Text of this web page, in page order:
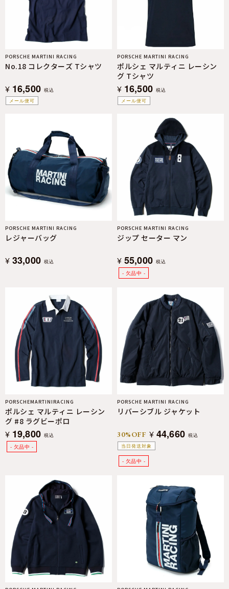
メール便可
PORSCHE MARTINI RACING
No.18 コレクターズ Tシャツ
¥ 16,500 税込
メール便可
PORSCHE MARTINI RACING
ポルシェ マルティニ レーシン
グ Tシャツ
¥ 16,500 税込
PORSCHE MARTINI RACING
レジャーバッグ
¥ 33,000 税込
PORSCHE MARTINI RACING
ジップ セーター マン
¥ 55,000 税込
PORSCHEMARTINIRACING
ポルシェ マルティニ レーシン
グ #8 ラグビーポロ
¥ 19,800 税込
当日発送対象
PORSCHE MARTINI RACING
リバーシブル ジャケット
30%OFF ¥ 44,660 税込